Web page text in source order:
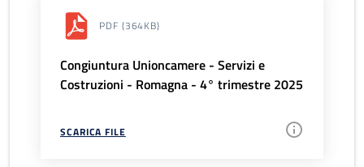
PDF (364KB)
Congiuntura Unioncamere - Servizi e
Costruzioni - Romagna - 4° trimestre 2025
SCARICA FILE